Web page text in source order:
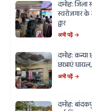
दमोह: जिला
स्वरोजगार
द्वार
अभी पढ़ें →
दमोह: कन्या
छात्राएं
अभी पढ़ें →
दमोह: